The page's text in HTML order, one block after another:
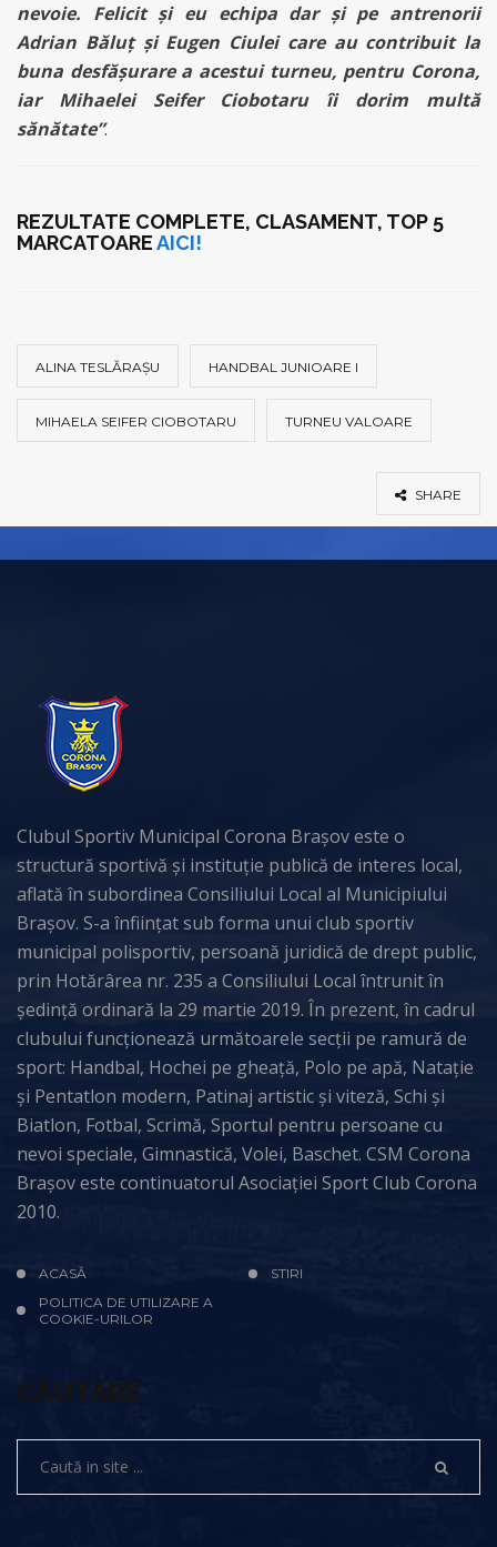
nevoie. Felicit şi eu echipa dar şi pe antrenorii
Adrian Băluţ şi Eugen Ciulei care au contribuit la
buna desfăşurare a acestui turneu, pentru Corona,
iar Mihaelei Seifer Ciobotaru îi dorim multă
sănătate”.
REZULTATE COMPLETE, CLASAMENT, TOP 5
MARCATOAREAICI!
ALINA TESLĂRAŞU HANDBAL JUNIOARE I
MIHAELA SEIFER CIOBOTARU TURNEU VALOARE
SHARE
Clubul Sportiv Municipal Corona Brașov este o
structură sportivă și instituție publică de interes local,
aflată în subordinea Consiliului Local al Municipiului
Brașov. S-a înființat sub forma unui club sportiv
municipal polisportiv, persoană juridică de drept public,
prin Hotărârea nr. 235 a Consiliului Local întrunit în
ședință ordinară la 29 martie 2019. În prezent, în cadrul
clubului funcționează următoarele secții pe ramură de
sport: Handbal, Hochei pe gheață, Polo pe apă, Natație
și Pentatlon modern, Patinaj artistic și viteză, Schi și
Biatlon, Fotbal, Scrimă, Sportul pentru persoane cu
nevoi speciale, Gimnastică, Volei, Baschet. CSM Corona
Brașov este continuatorul Asociației Sport Club Corona
2010.
ACASĂ
STIRI
POLITICA DE UTILIZARE A
COOKIE-URILOR
CĂUTARE